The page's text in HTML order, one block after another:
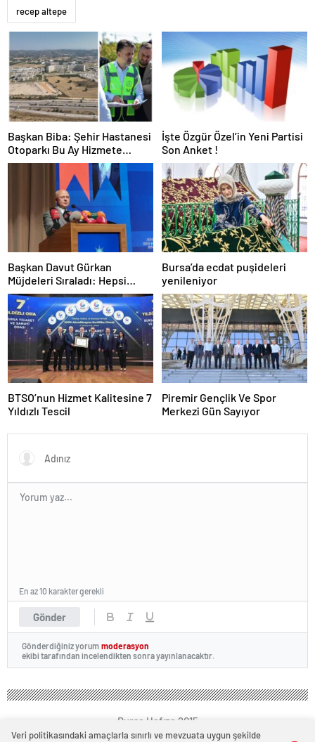
recep altepe
Başkan Biba: Şehir Hastanesi
Otoparkı Bu Ay Hizmete
Açılacak
İşte Özgür Özel’in Yeni Partisi
Son Anket !
Başkan Davut Gürkan
Müjdeleri Sıraladı: Hepsi
Yakında Hizmete Giriyor !
Bursa’da ecdat puşideleri
yenileniyor
BTSO’nun Hizmet Kalitesine 7
Yıldızlı Tescil
Piremir Gençlik Ve Spor
Merkezi Gün Sayıyor
Gönder
En az 10 karakter gerekli
Gönderdiğiniz yorum moderasyon
ekibi tarafından incelendikten sonra yayınlanacaktır.
Bursa Hafıza 2015
Veri politikasındaki amaçlarla sınırlı ve mevzuata uygun şekilde